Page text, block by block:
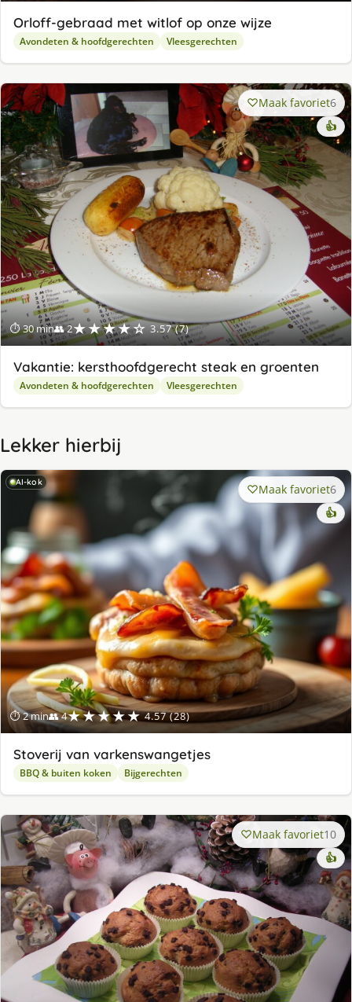
Orloff-gebraad met witlof op onze wijze
Avondeten & hoofdgerechten Vleesgerechten
⏱ 30 min👥 2★★★★☆ 3.57 (7)
Maak favoriet6
👍
Vakantie: kersthoofdgerecht steak en groenten
Avondeten & hoofdgerechten Vleesgerechten
Lekker hierbij
AI-kok
⏱ 2 min👥 4★★★★★ 4.57 (28)
Maak favoriet6
👍
Stoverij van varkenswangetjes
BBQ & buiten koken Bijgerechten
Maak favoriet10
👍